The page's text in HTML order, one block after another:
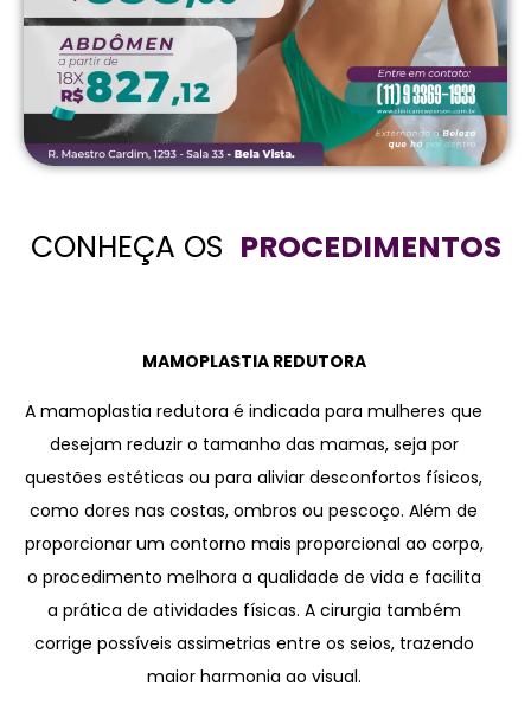
CONHEÇA OS PROCEDIMENTOS
MAMOPLASTIA REDUTORA
A mamoplastia redutora é indicada para mulheres que
desejam reduzir o tamanho das mamas, seja por
questões estéticas ou para aliviar desconfortos físicos,
como dores nas costas, ombros ou pescoço. Além de
proporcionar um contorno mais proporcional ao corpo,
o procedimento melhora a qualidade de vida e facilita
a prática de atividades físicas. A cirurgia também
corrige possíveis assimetrias entre os seios, trazendo
maior harmonia ao visual.